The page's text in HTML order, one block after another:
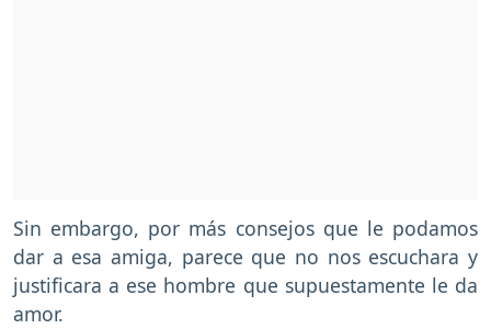
Sin embargo, por más consejos que le podamos
dar a esa amiga, parece que no nos escuchara y
justificara a ese hombre que supuestamente le da
amor.